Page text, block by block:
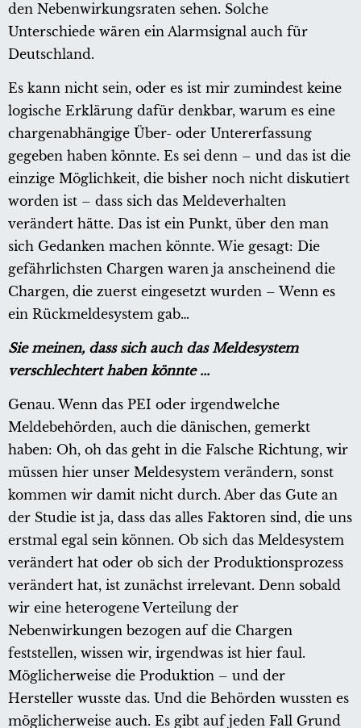
den Nebenwirkungsraten sehen. Solche
Unterschiede wären ein Alarmsignal auch für
Deutschland.
Es kann nicht sein, oder es ist mir zumindest keine
logische Erklärung dafür denkbar, warum es eine
chargenabhängige Über- oder Untererfassung
gegeben haben könnte. Es sei denn – und das ist die
einzige Möglichkeit, die bisher noch nicht diskutiert
worden ist – dass sich das Meldeverhalten
verändert hätte. Das ist ein Punkt, über den man
sich Gedanken machen könnte. Wie gesagt: Die
gefährlichsten Chargen waren ja anscheinend die
Chargen, die zuerst eingesetzt wurden – Wenn es
ein Rückmeldesystem gab…
Sie meinen, dass sich auch das Meldesystem
verschlechtert haben könnte ...
Genau. Wenn das PEI oder irgendwelche
Meldebehörden, auch die dänischen, gemerkt
haben: Oh, oh das geht in die Falsche Richtung, wir
müssen hier unser Meldesystem verändern, sonst
kommen wir damit nicht durch. Aber das Gute an
der Studie ist ja, dass das alles Faktoren sind, die uns
erstmal egal sein können. Ob sich das Meldesystem
verändert hat oder ob sich der Produktionsprozess
verändert hat, ist zunächst irrelevant. Denn sobald
wir eine heterogene Verteilung der
Nebenwirkungen bezogen auf die Chargen
feststellen, wissen wir, irgendwas ist hier faul.
Möglicherweise die Produktion – und der
Hersteller wusste das. Und die Behörden wussten es
möglicherweise auch. Es gibt auf jeden Fall Grund